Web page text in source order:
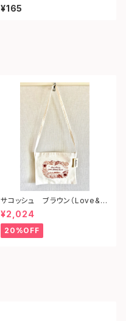
ツ）
¥165
サコッシュ ブラウン（Love&p
eace from shonan)
¥2,024
20%OFF